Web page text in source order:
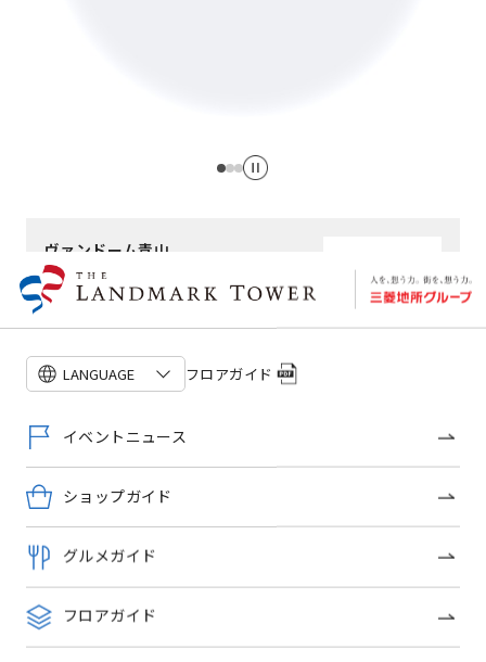
LANGUAGE フロアガイド
イベントニュース
ショップガイド
グルメガイド
フロアガイド
ヴァンドーム青山
ジュエリー・ウォッチ
このショップのトピックス
PLATINUM WOMAN
FAIR
クローバーシリーズ
路面店限定